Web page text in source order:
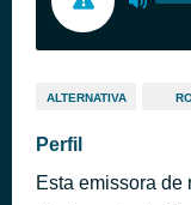
ALTERNATIVA
Perfil
Esta emissora de